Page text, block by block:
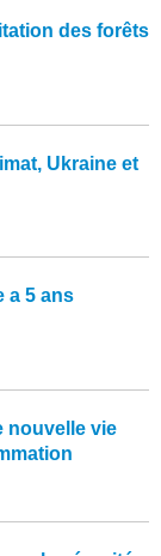
des forêts
Ukraine et
a 5 ans
nouvelle vie